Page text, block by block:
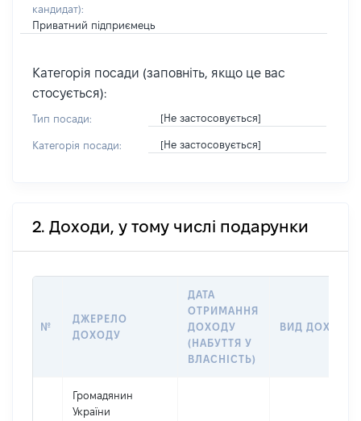
кандидат):
Приватний підприємець
Категорія посади (заповніть, якщо це вас
стосується):
Тип посади: [Не застосовується]
Категорія посади: [Не застосовується]
2. Доходи, у тому числі подарунки
№
ДЖЕРЕЛО
ДОХОДУ
ДАТА
ОТРИМАННЯ
ДОХОДУ
(НАБУТТЯ У
ВЛАСНІСТЬ)
ВИД ДОХОДУ
Громадянин
України